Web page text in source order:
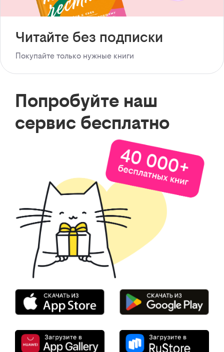
Читайте без подписки
Покупайте только нужные книги
Попробуйте наш
сервис бесплатно